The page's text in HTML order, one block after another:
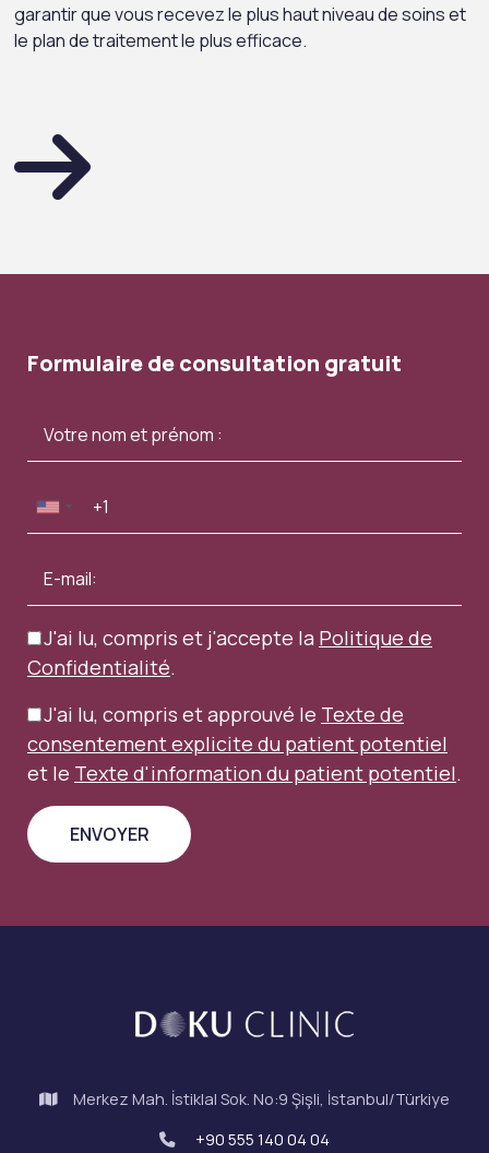
garantir que vous recevez le plus haut niveau de soins et
le plan de traitement le plus efficace.
Formulaire de consultation gratuit
J'ai lu, compris et j'accepte la Politique de
Confidentialité.
J'ai lu, compris et approuvé le Texte de
consentement explicite du patient potentiel
et le Texte d'information du patient potentiel.
Merkez Mah. İstiklal Sok. No:9 Şişli, İstanbul/Türkiye
+90 555 140 04 04